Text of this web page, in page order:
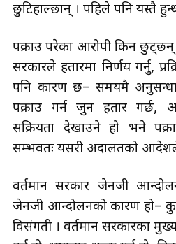
छुटिहाल्छान् । पहिले पनि यस्तै
पक्राउ परेका आरोपी किन
सरकारले हतारमा निर्णय गर्नु,
पनि कारण छ– समयमै
पक्राउ गर्न जुन हतार गर्छ,
सक्रियता देखाउने हो भने
सम्भवतः यसरी अदालतको
वर्तमान सरकार जेनजी
जेनजी आन्दोलनको कारण हो–
विसंगती । वर्तमान सरकारका